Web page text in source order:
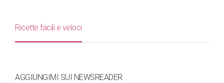
Ricette facili e veloci
AGGIUNGIMI SUI NEWSREADER